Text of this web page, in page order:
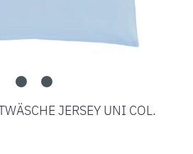
JERSEY UNI COL.